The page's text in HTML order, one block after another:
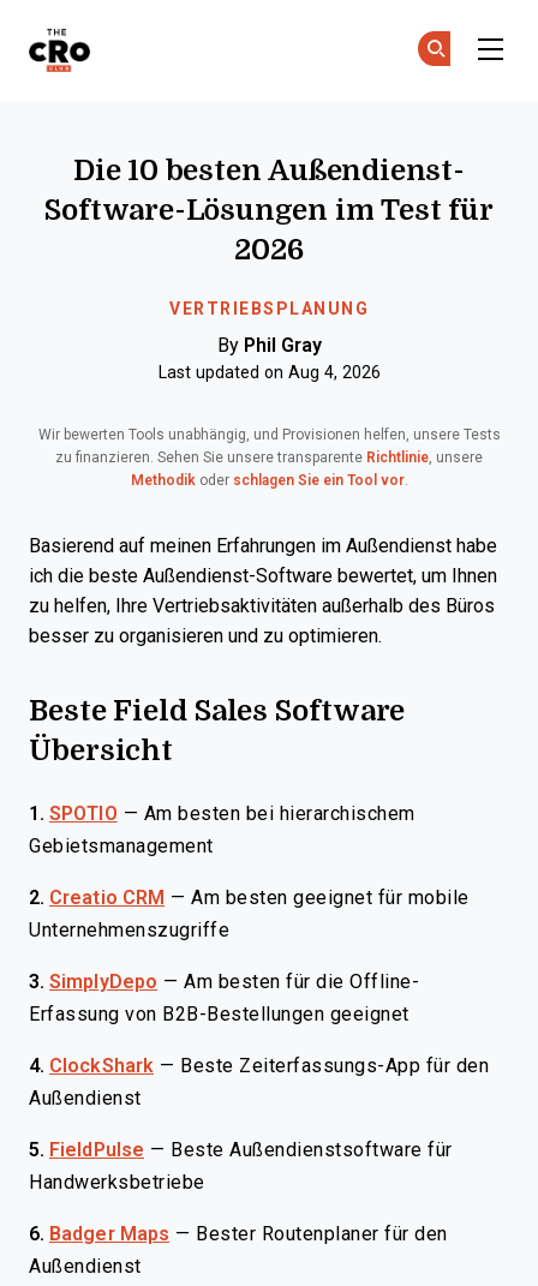
VERTRIEBSPLANUNG
Die 10 besten Außendienst-
Software-Lösungen im Test für
2026
By Phil Gray
Last updated on Aug 4, 2026
Wir bewerten Tools unabhängig, und Provisionen helfen, unsere Tests
zu finanzieren. Sehen Sie unsere transparente Richtlinie, unsere
Methodikoder schlagen Sie ein Tool vor.
Basierend auf meinen Erfahrungen im Außendienst habe
ich die beste Außendienst-Software bewertet, um Ihnen
zu helfen, Ihre Vertriebsaktivitäten außerhalb des Büros
besser zu organisieren und zu optimieren.
Beste Field Sales Software
Übersicht
1. SPOTIO — Am besten bei hierarchischem
Gebietsmanagement
2. Creatio CRM —Am besten geeignet für mobile
Unternehmenszugriffe
3. SimplyDepo — Am besten für die Offline-
Erfassung von B2B-Bestellungen geeignet
4. ClockShark — Beste Zeiterfassungs-App für den
Außendienst
5. FieldPulse — Beste Außendienstsoftware für
Handwerksbetriebe
6. Badger Maps — Bester Routenplaner für den
Außendienst